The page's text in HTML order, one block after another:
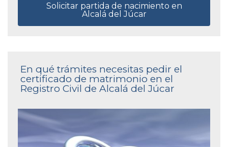
Solicitar partida de nacimiento en
Alcalá del Júcar
En qué trámites necesitas pedir el
certificado de matrimonio en el
Registro Civil de Alcalá del Júcar